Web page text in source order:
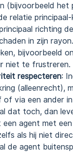
(bijvoorbeeld
relatie
richting
in zijn
bijvoorbeeld
niet te frustreren.
respecteren:
(alleenrecht),
of via een ander
dat toch, dan
agent met
als hij niet
de agent